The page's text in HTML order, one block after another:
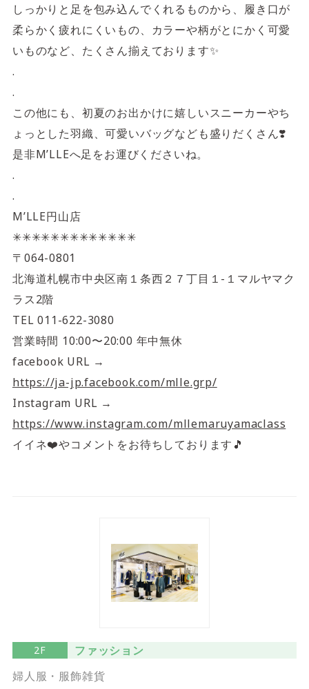
しっかりと足を包み込んでくれるものから、履き口が
柔らかく疲れにくいもの、カラーや柄がとにかく可愛
いものなど、たくさん揃えております✨
.
.
この他にも、初夏のお出かけに嬉しいスニーカーやち
ょっとした羽織、可愛いバッグなども盛りだくさん❣️
是非M’LLEへ足をお運びくださいね。
.
.
M’LLE円山店
✳︎✳︎✳︎✳︎✳︎✳︎✳︎✳︎✳︎✳︎✳︎✳︎✳︎
〒064-0801
北海道札幌市中央区南１条西２７丁目１-１マルヤマク
ラス2階
TEL 011-622-3080
営業時間 10:00〜20:00 年中無休
facebook URL →
https://ja-jp.facebook.com/mlle.grp/
Instagram URL →
https://www.instagram.com/mllemaruyamaclass
イイネ❤️やコメントをお待ちしております🎵
2F
ファッション
婦人服・服飾雑貨